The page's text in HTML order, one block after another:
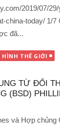
2019/07/
china-today/ 1/7
đã...
HÌNH THẾ GIỚI
TỪ ĐỐI
(BSD)
và Hợp